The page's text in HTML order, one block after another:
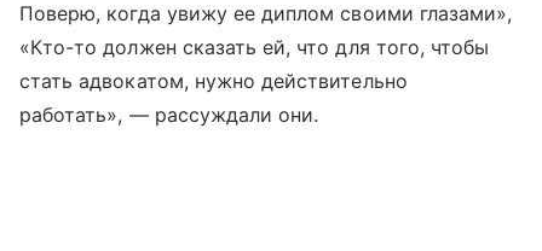
Поверю, когда увижу ее диплом своими глазами»,
«Кто-то должен сказать ей, что для того, чтобы
стать адвокатом, нужно действительно
работать», — рассуждали они.